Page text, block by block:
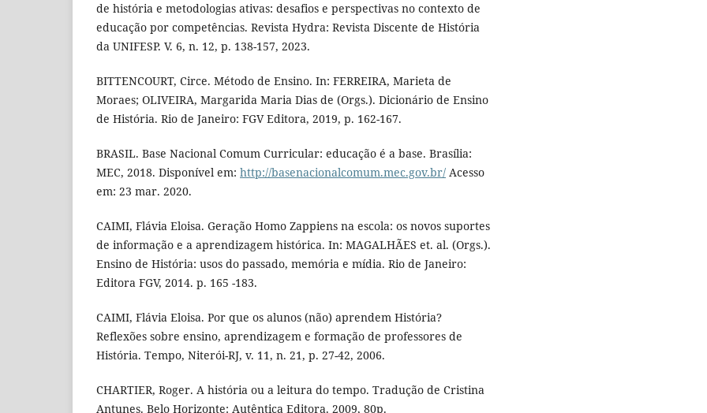
de história e metodologias ativas: desafios e perspectivas no contexto de
educação por competências. Revista Hydra: Revista Discente de História
da UNIFESP. V. 6, n. 12, p. 138-157, 2023.
BITTENCOURT, Circe. Método de Ensino. In: FERREIRA, Marieta de
Moraes; OLIVEIRA, Margarida Maria Dias de (Orgs.). Dicionário de Ensino
de História. Rio de Janeiro: FGV Editora, 2019, p. 162-167.
BRASIL. Base Nacional Comum Curricular: educação é a base. Brasília:
MEC, 2018. Disponível em: http://basenacionalcomum.mec.gov.br/ Acesso
em: 23 mar. 2020.
CAIMI, Flávia Eloisa. Geração Homo Zappiens na escola: os novos suportes
de informação e a aprendizagem histórica. In: MAGALHÃES et. al. (Orgs.).
Ensino de História: usos do passado, memória e mídia. Rio de Janeiro:
Editora FGV, 2014. p. 165 -183.
CAIMI, Flávia Eloisa. Por que os alunos (não) aprendem História?
Reflexões sobre ensino, aprendizagem e formação de professores de
História. Tempo, Niterói-RJ, v. 11, n. 21, p. 27-42, 2006.
CHARTIER, Roger. A história ou a leitura do tempo. Tradução de Cristina
Antunes. Belo Horizonte: Autêntica Editora. 2009, 80p.